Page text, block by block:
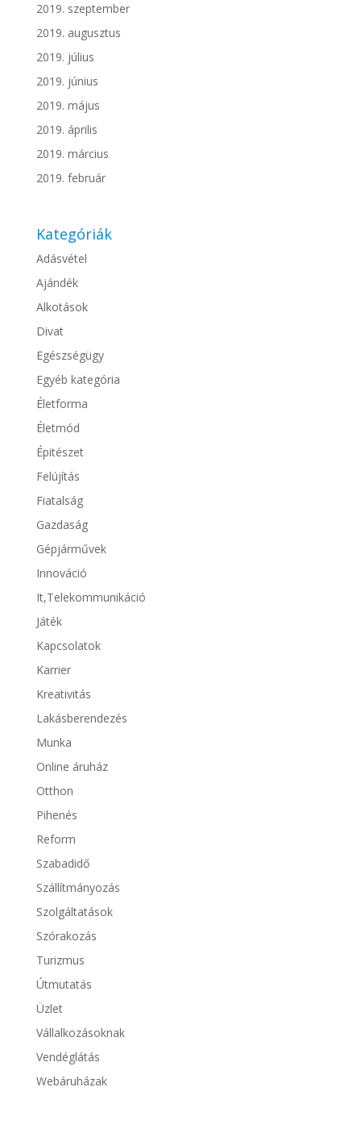
2019. szeptember
2019. augusztus
2019. július
2019. június
2019. május
2019. április
2019. március
2019. február
Kategóriák
Adásvétel
Ajándék
Alkotások
Divat
Egészségügy
Egyéb kategória
Életforma
Életmód
Épitészet
Felújítás
Fiatalság
Gazdaság
Gépjárművek
Innováció
It,Telekommunikáció
Játék
Kapcsolatok
Karrier
Kreativitás
Lakásberendezés
Munka
Online áruház
Otthon
Pihenés
Reform
Szabadidő
Szállítmányozás
Szolgáltatások
Szórakozás
Turizmus
Útmutatás
Üzlet
Vállalkozásoknak
Vendéglátás
Webáruházak